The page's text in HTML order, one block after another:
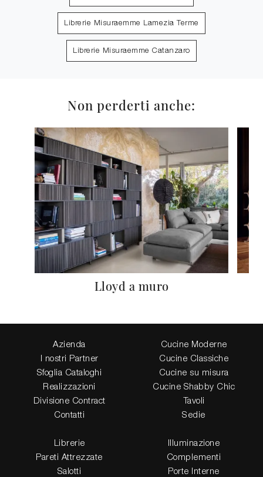
Librerie Misuraemme Lamezia Terme
Librerie Misuraemme Catanzaro
Non perderti anche:
Lloyd a muro
Azienda
I nostri Partner
Sfoglia Cataloghi
Realizzazioni
Divisione Contract
Contatti
Cucine Moderne
Cucine Classiche
Cucine su misura
Cucine Shabby Chic
Tavoli
Sedie
Librerie
Pareti Attrezzate
Salotti
Illuminazione
Complementi
Porte Interne